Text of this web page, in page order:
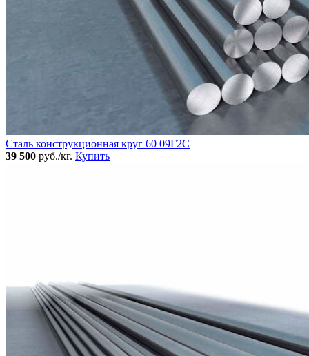
Сталь конструкционная круг 60 09Г2С
39 500 руб./кг. Купить